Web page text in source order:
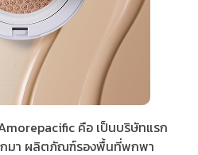
คือ เป็นบริษัทแรก
มา ผลิตภัณฑ์รองพื้นที่พกพา